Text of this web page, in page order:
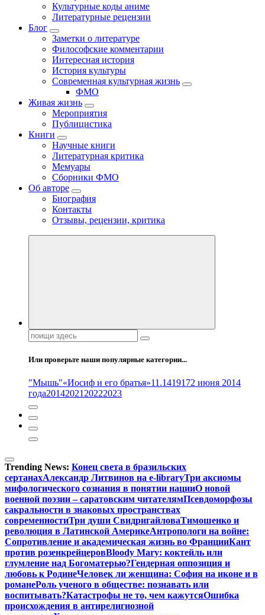
Культурные коды аниме
Литературные рецензии
Блог
Заметки о литературе
Философские комментарии
Интересная история
История культуры
Современная культурная жизнь
ФМО
Живая жизнь
Мероприятия
Публицистика
Книги
Научные книги
Литературная критика
Мемуары
Сборники ФМО
Об авторе
Биография
Контакты
Отзывы, рецензии, критика
Поиск:
Или проверьте наши популярные категории...
"Мышь"«Иосиф и его братья»11.1419172 июня 2014
года20142021 20222023
Trending News: Конец света в бразильских
сертанахАлександр Литвинов на e-libraryТри аксиомы
мифологического сознания в понятии нацииО новой
военной поэзии – саратовским читателямПсевдоморфозы
сакральности в знаковых пространствах
современностиТри души СвидригайловаТимошенко и
революция в Латинской АмерикеАнтропологи на войне:
Сопротивление и академическая жизнь во ФранцииКант
против розенкрейцеровBloody Mary: коктейль или
глумление над Богоматерью?Гендерная оппозиция и
любовь к РодинеЧеловек ли женщина: София на иконе и в
романеРоль ученого в обществе: познавать или
воспитывать?Катастрофы не то, чем кажутсяОшибка
происхождения в антирелигиозной